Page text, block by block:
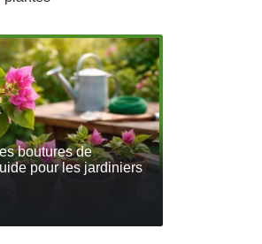
boutures de
pour les jardiniers